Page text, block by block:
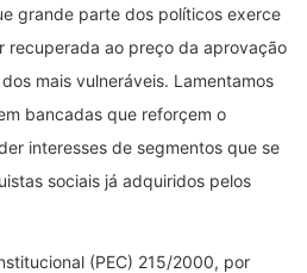
grande parte dos políticos exerce
recuperada ao preço da aprovação
mais vulneráveis. Lamentamos
bancadas que reforçem o
interesses de segmentos que se
sociais já adquiridos pelos
(PEC) 215/2000, por